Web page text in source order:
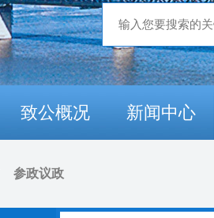
致公概况 新闻中心
参政议政